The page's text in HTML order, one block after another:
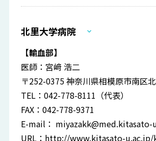
北里大学病院
【輸血部】
医師：宮﨑 浩二
〒252-0375 神奈川県相模原市南区
TEL：042-778-8111（代表）
FAX：042-778-9371
E-mail： miyazakk@med.kitasato-
URL： http://www.kitasato-